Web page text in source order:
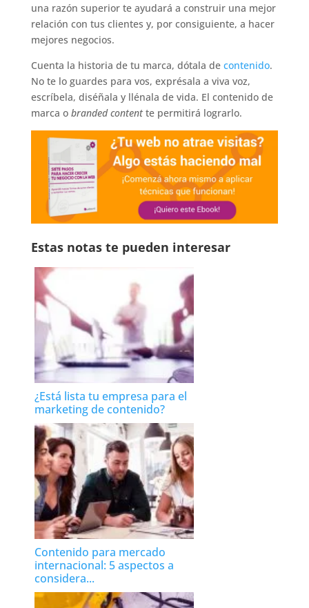
una razón superior te ayudará a construir una mejor
relación con tus clientes y, por consiguiente, a hacer
mejores negocios.
Cuenta la historia de tu marca, dótala de contenido.
No te lo guardes para vos, exprésala a viva voz,
escríbela, diséñala y llénala de vida. El contenido de
marca o branded contentte permitirá lograrlo.
Estas notas te pueden interesar
¿Está lista tu empresa para el
marketing de contenido?
Contenido para mercado
internacional: 5 aspectos a
considera...